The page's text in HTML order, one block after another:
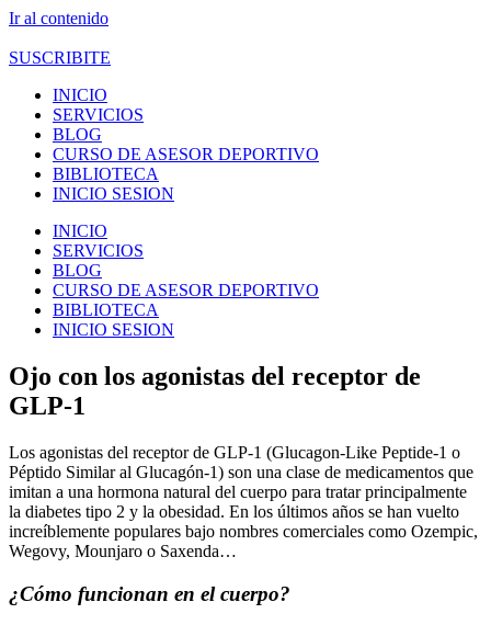
Ir al contenido
SUSCRIBITE
INICIO
SERVICIOS
BLOG
CURSO DE ASESOR DEPORTIVO
BIBLIOTECA
INICIO SESION
INICIO
SERVICIOS
BLOG
CURSO DE ASESOR DEPORTIVO
BIBLIOTECA
INICIO SESION
Ojo con los agonistas del receptor de
GLP-1
Los agonistas del receptor de GLP-1 (Glucagon-Like Peptide-1 o
Péptido Similar al Glucagón-1) son una clase de medicamentos que
imitan a una hormona natural del cuerpo para tratar principalmente
la diabetes tipo 2 y la obesidad. En los últimos años se han vuelto
increíblemente populares bajo nombres comerciales como Ozempic,
Wegovy, Mounjaro o Saxenda…
¿Cómo funcionan en el cuerpo?